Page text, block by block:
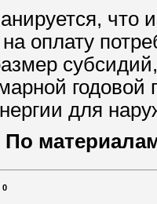
что
оплату
годовой
для
По
0